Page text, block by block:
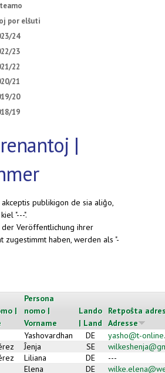
por elŝuti
24
23
22
21
20
19
|
publikigon de sia aliĝo,
"---".
der Veröffentlichung ihrer
zugestimmt haben, werden als "-
|
Persona
nomo |
Vorname
Lando
| Land
Retpoŝta
Adresse
Yashovardhan DE
yasho@t-
Ĵenja SE
Liliana DE
---
Elena DE